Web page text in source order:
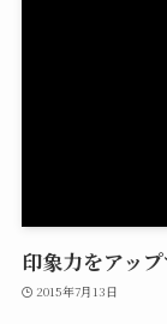
印象力をアッ
2015年7月13日